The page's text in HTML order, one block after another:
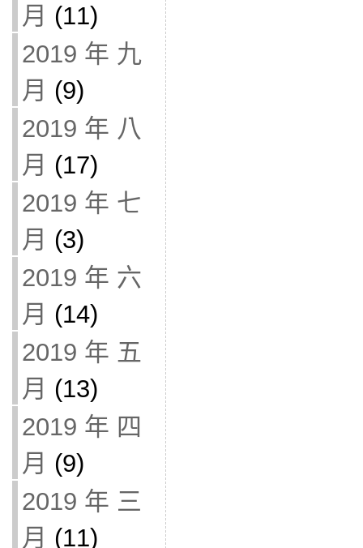
月 (11)
2019 年 九
月 (9)
2019 年 八
月 (17)
2019 年 七
月 (3)
2019 年 六
月 (14)
2019 年 五
月 (13)
2019 年 四
月 (9)
2019 年 三
月 (11)